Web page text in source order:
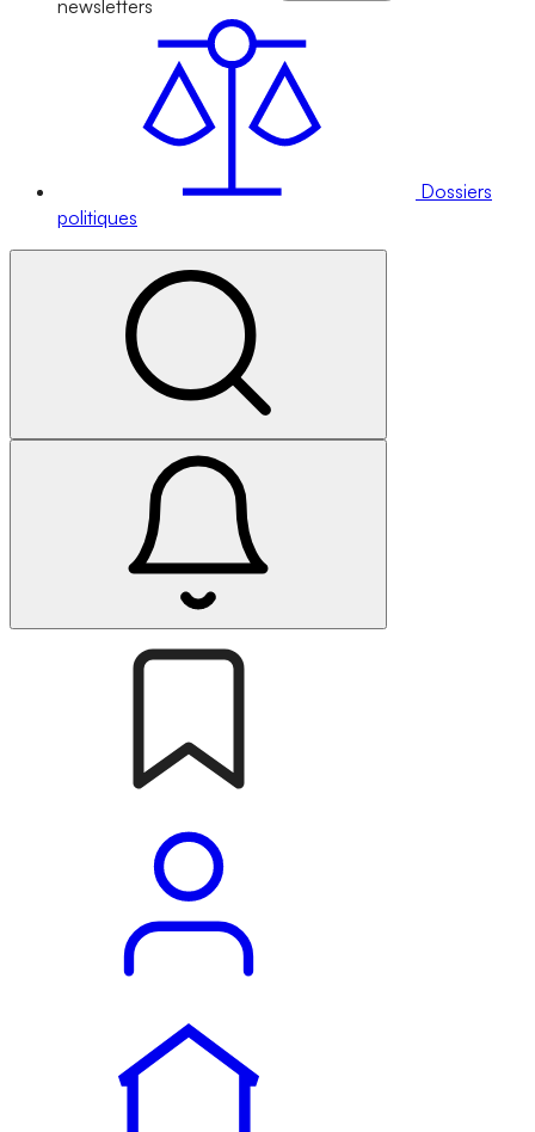
newsletters
Dossiers
politiques